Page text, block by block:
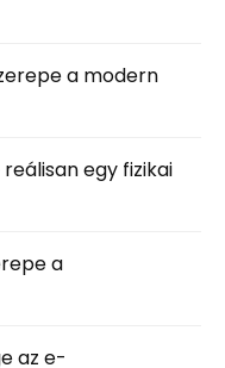
a modern
egy fizikai
a
az e-